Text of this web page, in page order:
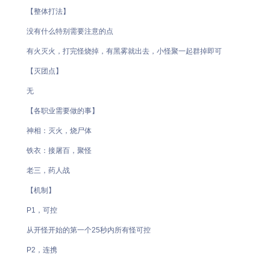
【整体打法】
没有什么特别需要注意的点
有火灭火，打完怪烧掉，有黑雾就出去，小怪聚一起群掉即可
【灭团点】
无
【各职业需要做的事】
神相：灭火，烧尸体
铁衣：接屠百，聚怪
老三，药人战
【机制】
P1，可控
从开怪开始的第一个25秒内所有怪可控
P2，连携